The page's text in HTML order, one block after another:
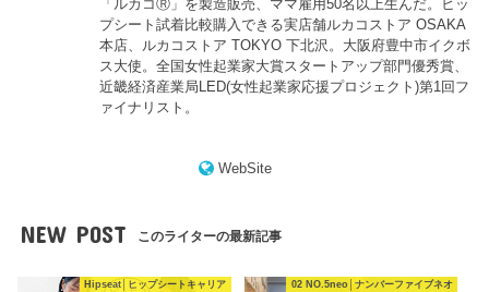
「ルカコⓇ」を製造販売、ママ雇用50名以上生んだ。ヒッ
プシート試着比較購入できる実店舗ルカコストア OSAKA
本店、ルカコストア TOKYO 下北沢。大阪府豊中市イクボ
ス大使。全国女性起業家大賞スタートアップ部門優秀賞、
近畿経済産業局LED(女性起業家応援プロジェクト)第1回フ
ァイナリスト。
WebSite
NEW POST このライターの最新記事
Hipseat│ヒップシートキャリア 02 NO.5neo│ナンバーファイブネオ